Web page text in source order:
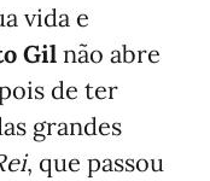
vida e
Gil não abre
de ter
grandes
, que passou